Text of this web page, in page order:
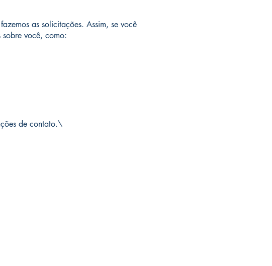
as solicitações. Assim, se você
sobre você, como:
de contato.\